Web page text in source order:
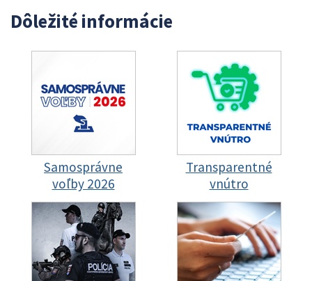
Dôležité informácie
Samosprávne
voľby 2026
Transparentné
vnútro